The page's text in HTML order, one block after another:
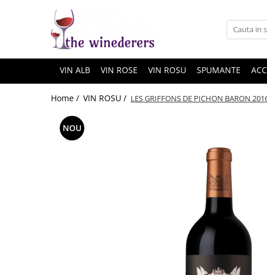
VIN ALB VIN ROSE VIN ROSU SPUMANTE
Home / VIN ROSU / LES GRIFFONS DE PICHON BARON
NOU